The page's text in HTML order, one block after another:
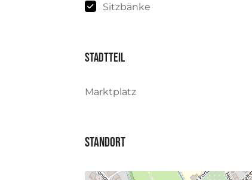
Sitzbänke
Stadtteil
Marktplatz
Standort